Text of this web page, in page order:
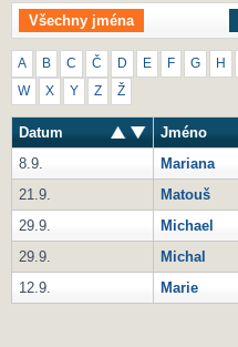
Všechny jména
A B C Č D E F G H
W X Y Z Ž
Datum Jméno
8.9.
Mariana
21.9.
Matouš
29.9.
Michael
29.9.
Michal
12.9.
Marie